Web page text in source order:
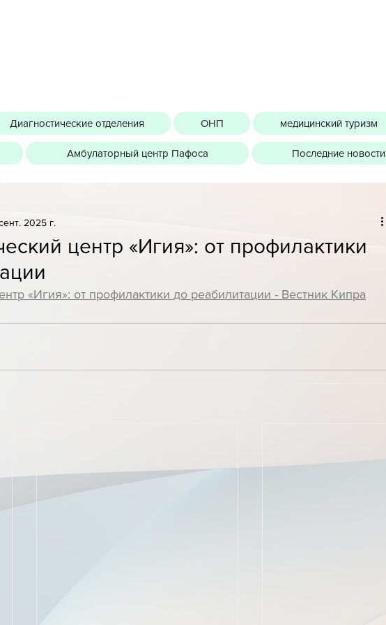
Диагностические отделения ОНП медицинский туризм
Амбулаторный центр Пафоса Последние новости
центр «Игия»: от профилактики
2025 г.
«Игия»: от профилактики до реабилитации - Вестник Кипра